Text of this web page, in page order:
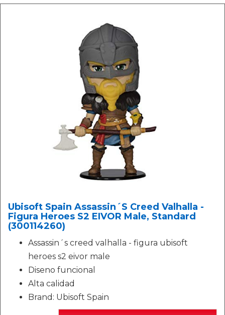
Ubisoft Spain Assassin´S Creed Valhalla -
Figura Heroes S2 EIVOR Male, Standard
(300114260)
Assassin´s creed valhalla - figura ubisoft
heroes s2 eivor male
Diseno funcional
Alta calidad
Brand: Ubisoft Spain